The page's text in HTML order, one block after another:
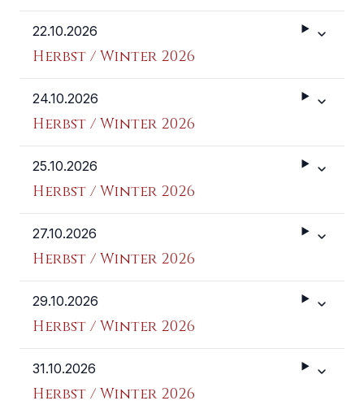
22.10.2026
Herbst / Winter 2026
Weitere
24.10.2026
Herbst / Winter 2026
Weitere
25.10.2026
Herbst / Winter 2026
Weitere
27.10.2026
Herbst / Winter 2026
Weitere
29.10.2026
Herbst / Winter 2026
Weitere
31.10.2026
Herbst / Winter 2026
Weitere